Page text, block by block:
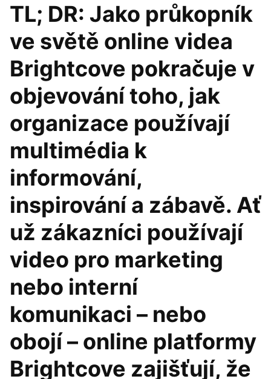
TL; DR: Jako průkopník
ve světě online videa
Brightcove pokračuje v
objevování toho, jak
organizace používají
multimédia k
informování,
inspirování a zábavě. Ať
už zákazníci používají
video pro marketing
nebo interní
komunikaci – nebo
obojí – online platformy
Brightcove zajišťují, že